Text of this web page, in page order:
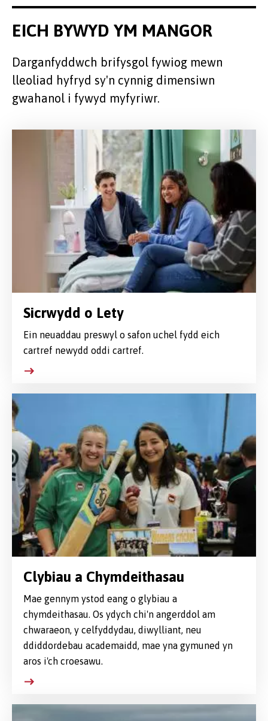
EICH BYWYD YM MANGOR
Darganfyddwch brifysgol fywiog mewn
lleoliad hyfryd sy'n cynnig dimensiwn
gwahanol i fywyd myfyriwr.
Sicrwydd o Lety
Ein neuaddau preswyl o safon uchel fydd eich
cartref newydd oddi cartref.
Clybiau a Chymdeithasau
Mae gennym ystod eang o glybiau a
chymdeithasau. Os ydych chi'n angerddol am
chwaraeon, y celfyddydau, diwylliant, neu
ddiddordebau academaidd, mae yna gymuned yn
aros i'ch croesawu.